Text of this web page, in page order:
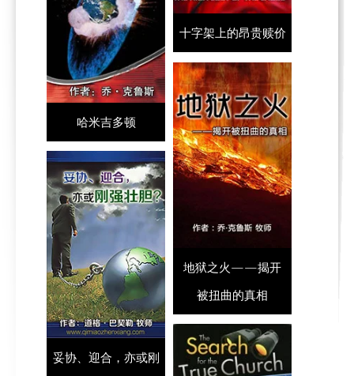
十字架上的昂贵赎价
哈米吉多顿
地狱之火——揭开
被扭曲的真相
妥协、迎合，亦或刚